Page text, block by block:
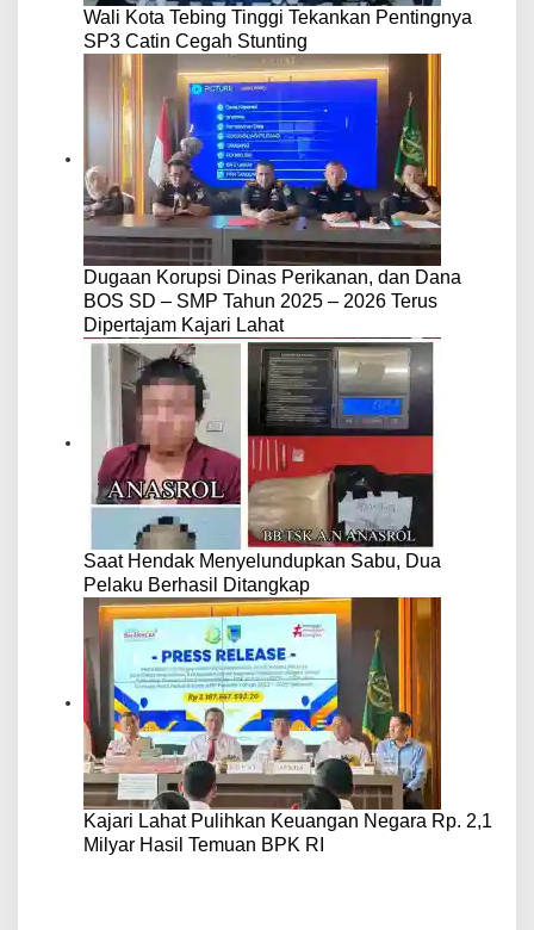
Wali Kota Tebing Tinggi Tekankan Pentingnya
SP3 Catin Cegah Stunting
Dugaan Korupsi Dinas Perikanan, dan Dana
BOS SD – SMP Tahun 2025 – 2026 Terus
Dipertajam Kajari Lahat
Saat Hendak Menyelundupkan Sabu, Dua
Pelaku Berhasil Ditangkap
Kajari Lahat Pulihkan Keuangan Negara Rp. 2,1
Milyar Hasil Temuan BPK RI